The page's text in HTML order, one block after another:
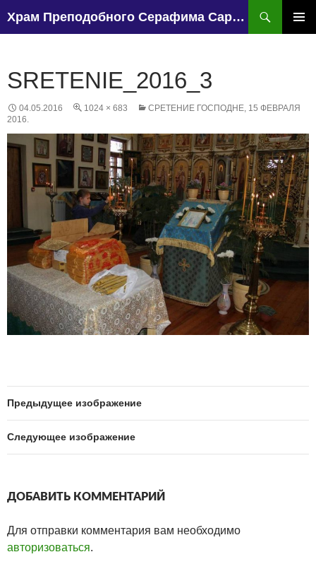
Храм Преподобного Серафима Саровского, поселок Чапаево.
SRETENIE_2016_3
04.05.2016 1024 × 683
СРЕТЕНИЕ ГОСПОДНЕ, 15 ФЕВРАЛЯ
2016.
Предыдущее изображение
Следующее изображение
ДОБАВИТЬ КОММЕНТАРИЙ
Для отправки комментария вам необходимо
авторизоваться.